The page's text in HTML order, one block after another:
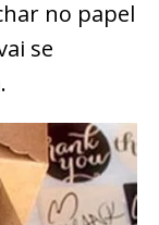
no papel
se